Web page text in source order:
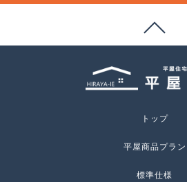
トップ
平屋商品プラン
標準仕様